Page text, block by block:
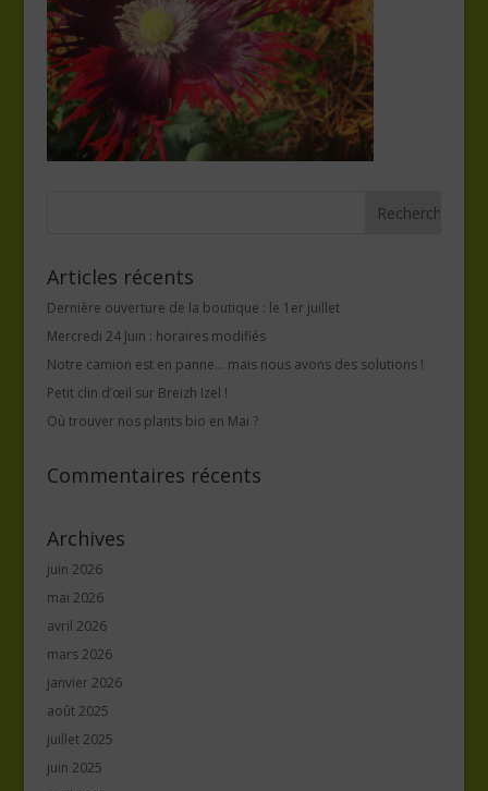
Articles récents
Dernière ouverture de la boutique : le 1er juillet
Mercredi 24 Juin : horaires modifiés
Notre camion est en panne… mais nous avons des solutions !
Petit clin d’œil sur Breizh Izel !
Où trouver nos plants bio en Mai ?
Commentaires récents
Archives
juin 2026
mai 2026
avril 2026
mars 2026
janvier 2026
août 2025
juillet 2025
juin 2025